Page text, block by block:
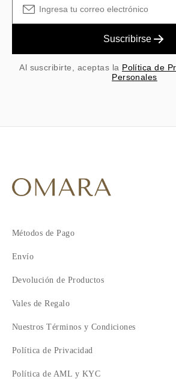
Suscribirse
Al suscribirte, aceptas la Política de
Personales
Métodos de Pago
Envío
Devolución de Productos
Vales de Regalo
Nuestros Términos y Condiciones
Política de Privacidad
Política de AML y KYC